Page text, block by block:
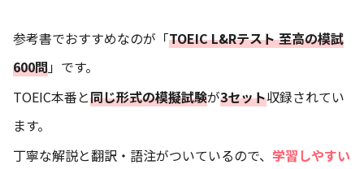
参考書でおすすめなのが「TOEIC L&Rテスト 至高の模試
600問」です。
TOEIC本番と同じ形式の模擬試験が3セット収録されてい
ます。
丁寧な解説と翻訳・語注がついているので、 学習しやすい